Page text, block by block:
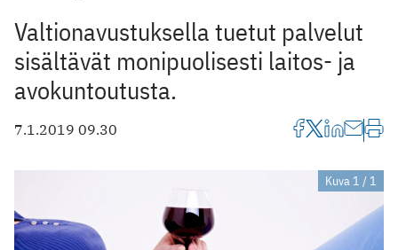
Valtionavustuksella tuetut palvelut
sisältävät monipuolisesti laitos- ja
avokuntoutusta.
7.1.2019 09.30
Kuva 1 / 1